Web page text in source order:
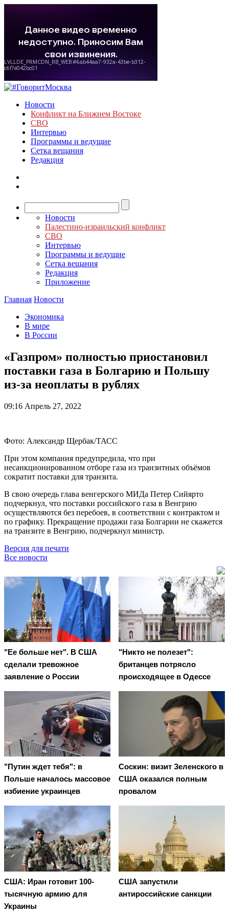
Новости
Конфликт на Ближнем Востоке
СВО
Интервью
Программы и ведущие
Сетка вещания
Редакция
Новости
Палестино-израильский конфликт
СВО
Интервью
Программы и ведущие
Сетка вещания
Редакция
Приложение
Главная Новости
Экономика
В мире
В России
«Газпром» полностью приостановил
поставки газа в Болгарию и Польшу
из-за неоплаты в рублях
09:16 Апрель 27, 2022
Фото: Александр Щербак/ТАСС
При этом компания предупредила, что при
несанкционированном отборе газа из транзитных объёмов
сократит поставки для транзита.
В свою очередь глава венгерского МИДа Петер Сийярто
подчеркнул, что поставки российского газа в Венгрию
осуществляются без перебоев, в соответствии с контрактом и
по графику. Прекращение продажи газа Болгарии не скажется
на транзите в Венгрию, подчеркнул министр.
Версия для печати
Все новости
"Ее больше нет". В США
сделали тревожное
заявление о России
"Никто не полезет":
британцев потрясло
происходящее в Одессе
"Путин ждет тебя": в
Польше началось массовое
избиение украинцев
Соскин: визит Зеленского в
США оказался полным
провалом
США: Иран готовит 100-
тысячную армию для
Украины
США запустили
антироссийские санкции